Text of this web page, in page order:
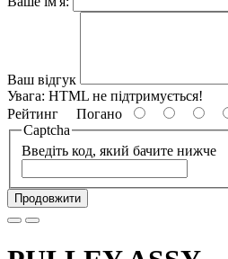
Ваш відгук
Увага: HTML не підтримується!
Рейтинг Погано
Captcha
Введіть код, який бачите нижче
Продовжити